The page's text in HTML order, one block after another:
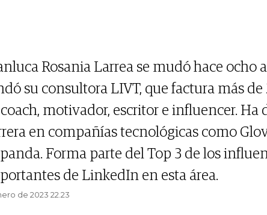
Rosania Larrea se mudó hace ocho
su consultora LIVT, que factura más de
coach, motivador, escritor e influencer. Ha
en compañías tecnológicas como
Forma parte del Top 3 de los
de LinkedIn en esta área.
de 2023 22.23